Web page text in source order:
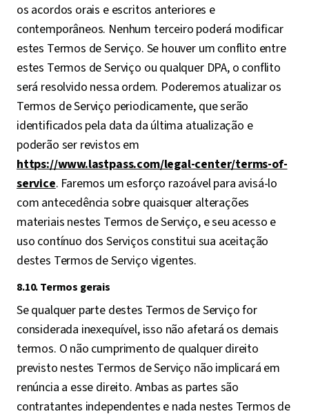
os acordos orais e escritos anteriores e
contemporâneos. Nenhum terceiro poderá modificar
estes Termos de Serviço. Se houver um conflito entre
estes Termos de Serviço ou qualquer DPA, o conflito
será resolvido nessa ordem. Poderemos atualizar os
Termos de Serviço periodicamente, que serão
identificados pela data da última atualização e
poderão ser revistos em
https://www.lastpass.com/legal-center/terms-of-
service. Faremos um esforço razoável para avisá-lo
com antecedência sobre quaisquer alterações
materiais nestes Termos de Serviço, e seu acesso e
uso contínuo dos Serviços constitui sua aceitação
destes Termos de Serviço vigentes.
8.10. Termos gerais
Se qualquer parte destes Termos de Serviço for
considerada inexequível, isso não afetará os demais
termos. O não cumprimento de qualquer direito
previsto nestes Termos de Serviço não implicará em
renúncia a esse direito. Ambas as partes são
contratantes independentes e nada nestes Termos de